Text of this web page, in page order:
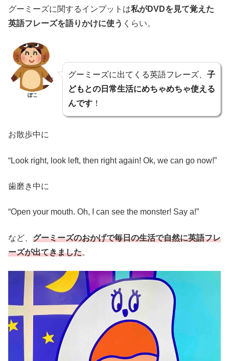
グーミーズに関するインプットは私がDVDを見て覚えた
英語フレーズを語りかけに使う くらい。
ぽこ
グーミーズに出てくる英語フレーズ、 子
どもとの日常生活にめちゃめちゃ使える
んです ！
お散歩中に
“Look right, look left, then right again! Ok, we can go now!”
歯磨き中に
“Open your mouth. Oh, I can see the monster! Say a!”
など、 グーミーズのおかげで毎日の生活で自然に英語フレ
ーズが出てきました。